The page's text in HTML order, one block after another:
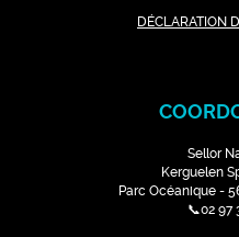
DÉCLARATION
Sellor
Kerguelen
Parc Océanique -
📞02 97